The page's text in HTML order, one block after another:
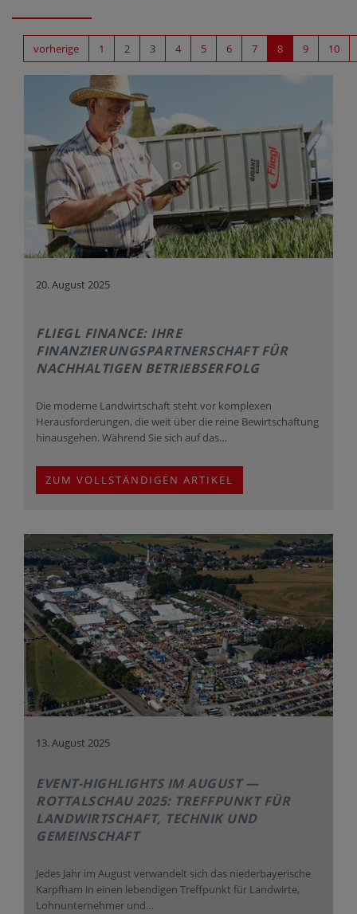
KONTAKT
vorherige 1 2 3 4 5 6 7 8 9 10
20. August 2025
FLIEGL FINANCE: IHRE
FINANZIERUNGSPARTNERSCHAFT FÜR
NACHHALTIGEN BETRIEBSERFOLG
Die moderne Landwirtschaft steht vor komplexen
Herausforderungen, die weit über die reine Bewirtschaftung
hinausgehen. Während Sie sich auf das…
ZUM VOLLSTÄNDIGEN ARTIKEL
13. August 2025
EVENT-HIGHLIGHTS IM AUGUST —
ROTTALSCHAU 2025: TREFFPUNKT FÜR
LANDWIRTSCHAFT, TECHNIK UND
GEMEINSCHAFT
Jedes Jahr im August verwandelt sich das niederbayerische
Karpfham in einen lebendigen Treffpunkt für Landwirte,
Lohnunternehmer und…